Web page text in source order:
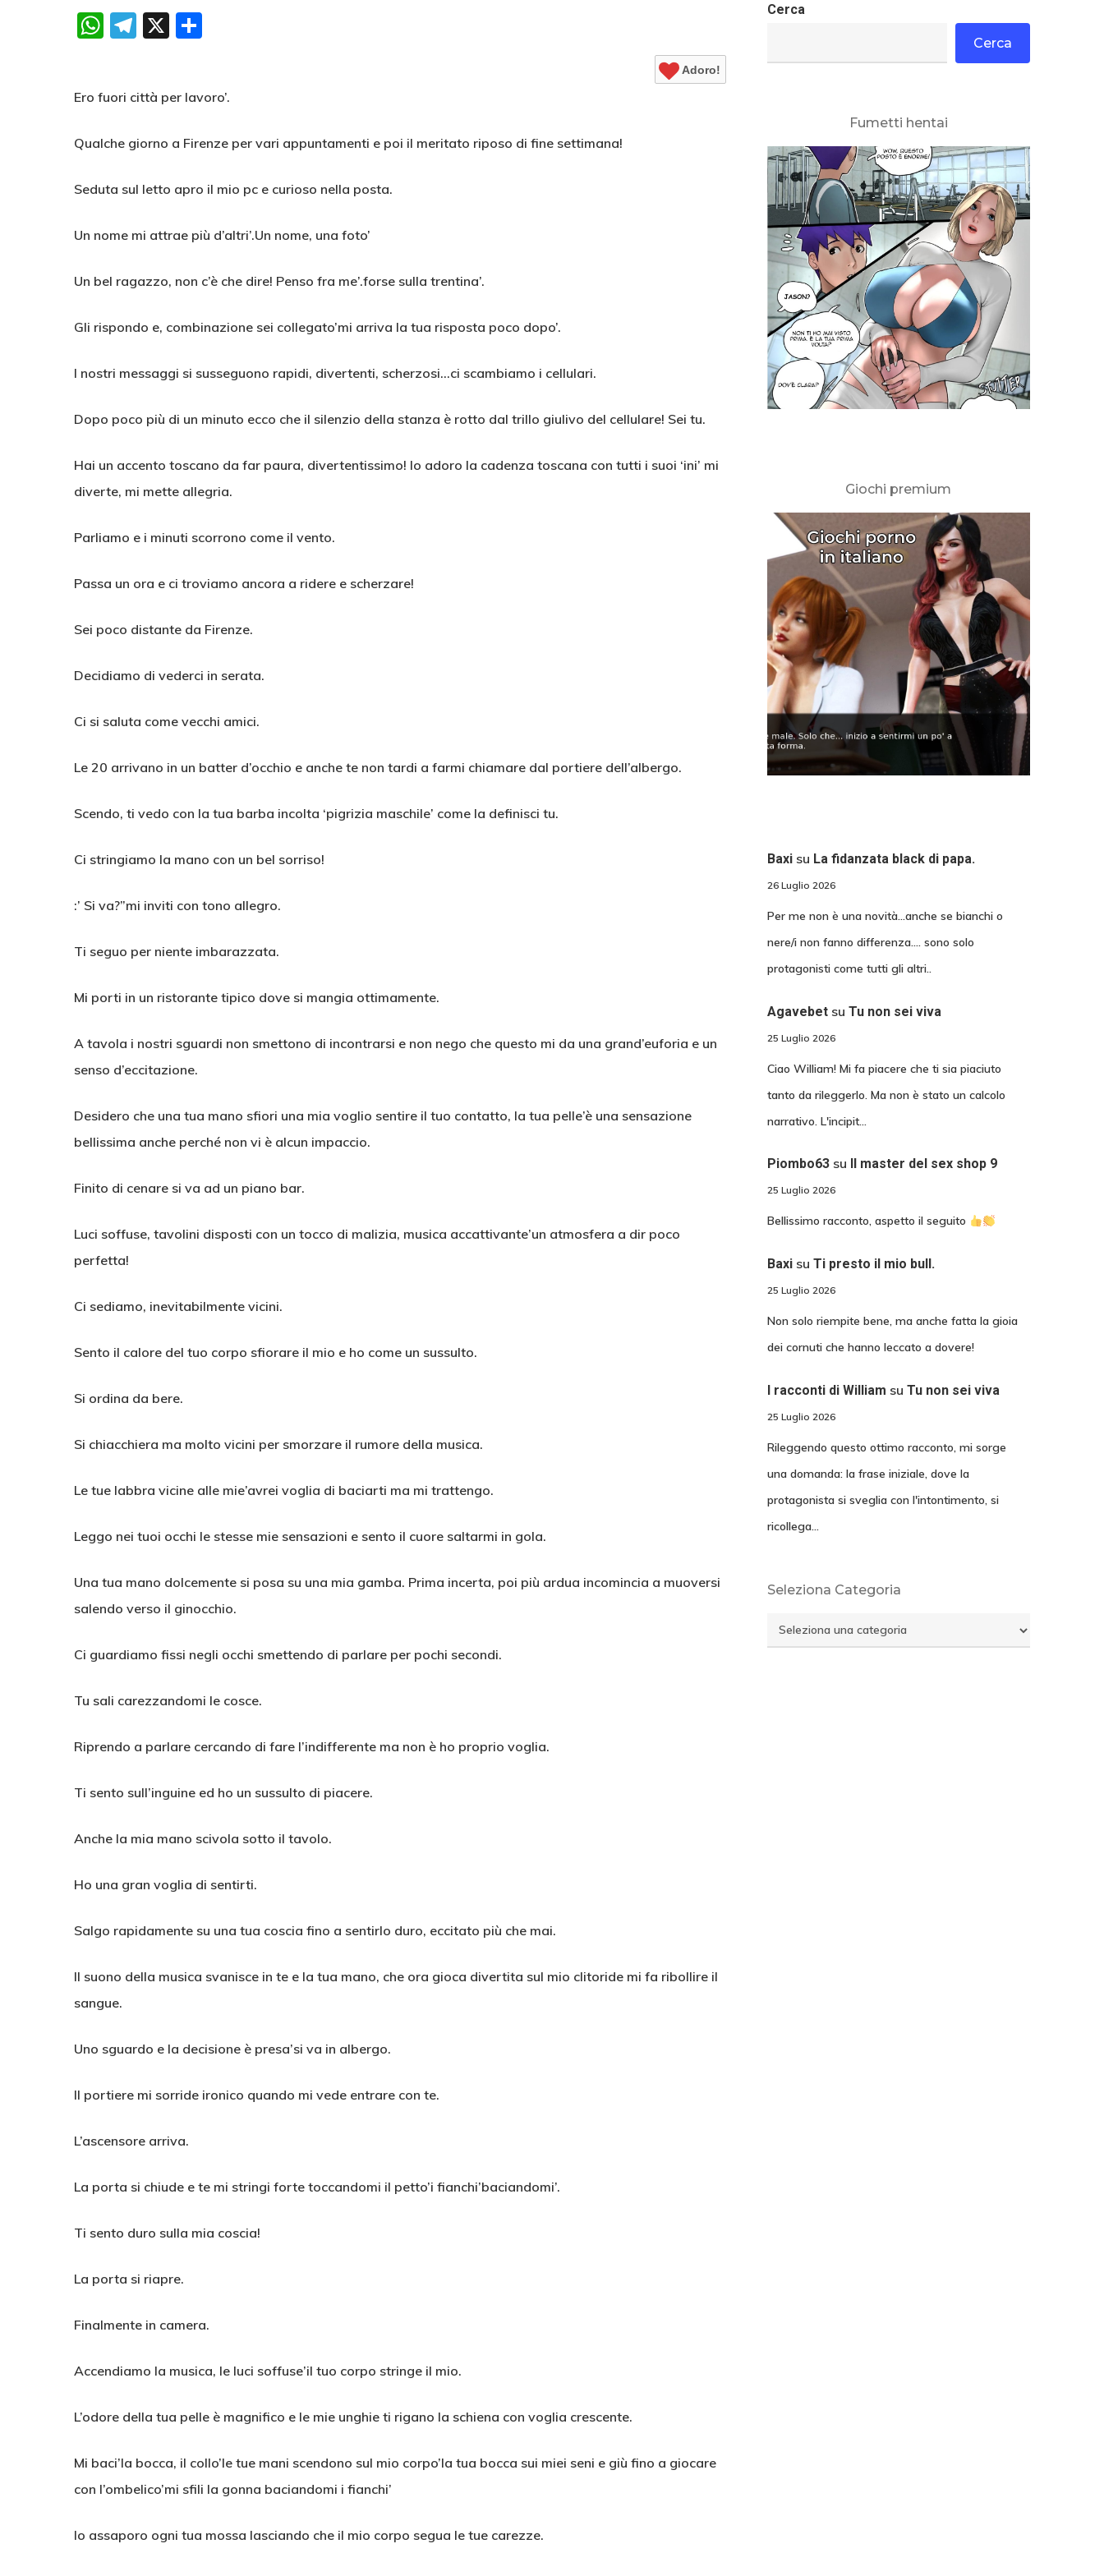
WhatsApp
Telegram
X
Adoro!
Ero fuori città per lavoro’.
Qualche giorno a Firenze per vari appuntamenti e poi il meritato riposo di fine settimana!
Seduta sul letto apro il mio pc e curioso nella posta.
Un nome mi attrae più d’altri’.Un nome, una foto’
Un bel ragazzo, non c’è che dire! Penso fra me’.forse sulla trentina’.
Gli rispondo e, combinazione sei collegato’mi arriva la tua risposta poco dopo’.
I nostri messaggi si susseguono rapidi, divertenti, scherzosi…ci scambiamo i cellulari.
Dopo poco più di un minuto ecco che il silenzio della stanza è rotto dal trillo giulivo del cellulare! Sei tu.
Hai un accento toscano da far paura, divertentissimo! Io adoro la cadenza toscana con tutti i suoi ‘ini’ mi
diverte, mi mette allegria.
Parliamo e i minuti scorrono come il vento.
Passa un ora e ci troviamo ancora a ridere e scherzare!
Sei poco distante da Firenze.
Decidiamo di vederci in serata.
Ci si saluta come vecchi amici.
Le 20 arrivano in un batter d’occhio e anche te non tardi a farmi chiamare dal portiere dell’albergo.
Scendo, ti vedo con la tua barba incolta ‘pigrizia maschile’ come la definisci tu.
Ci stringiamo la mano con un bel sorriso!
:’ Si va?”mi inviti con tono allegro.
Ti seguo per niente imbarazzata.
Mi porti in un ristorante tipico dove si mangia ottimamente.
A tavola i nostri sguardi non smettono di incontrarsi e non nego che questo mi da una grand’euforia e un
senso d’eccitazione.
Desidero che una tua mano sfiori una mia voglio sentire il tuo contatto, la tua pelle’è una sensazione
bellissima anche perché non vi è alcun impaccio.
Finito di cenare si va ad un piano bar.
Luci soffuse, tavolini disposti con un tocco di malizia, musica accattivante’un atmosfera a dir poco
perfetta!
Ci sediamo, inevitabilmente vicini.
Sento il calore del tuo corpo sfiorare il mio e ho come un sussulto.
Si ordina da bere.
Si chiacchiera ma molto vicini per smorzare il rumore della musica.
Le tue labbra vicine alle mie’avrei voglia di baciarti ma mi trattengo.
Leggo nei tuoi occhi le stesse mie sensazioni e sento il cuore saltarmi in gola.
Una tua mano dolcemente si posa su una mia gamba. Prima incerta, poi più ardua incomincia a muoversi
salendo verso il ginocchio.
Ci guardiamo fissi negli occhi smettendo di parlare per pochi secondi.
Tu sali carezzandomi le cosce.
Riprendo a parlare cercando di fare l’indifferente ma non è ho proprio voglia.
Ti sento sull’inguine ed ho un sussulto di piacere.
Anche la mia mano scivola sotto il tavolo.
Ho una gran voglia di sentirti.
Salgo rapidamente su una tua coscia fino a sentirlo duro, eccitato più che mai.
Il suono della musica svanisce in te e la tua mano, che ora gioca divertita sul mio clitoride mi fa ribollire il
sangue.
Uno sguardo e la decisione è presa’si va in albergo.
Il portiere mi sorride ironico quando mi vede entrare con te.
L’ascensore arriva.
La porta si chiude e te mi stringi forte toccandomi il petto’i fianchi’baciandomi’.
Ti sento duro sulla mia coscia!
La porta si riapre.
Finalmente in camera.
Accendiamo la musica, le luci soffuse’il tuo corpo stringe il mio.
L’odore della tua pelle è magnifico e le mie unghie ti rigano la schiena con voglia crescente.
Mi baci’la bocca, il collo’le tue mani scendono sul mio corpo’la tua bocca sui miei seni e giù fino a giocare
con l’ombelico’mi sfili la gonna baciandomi i fianchi’
Io assaporo ogni tua mossa lasciando che il mio corpo segua le tue carezze.
Cerca
Cerca
Fumetti hentai
Giochi premium
Baxisu La fidanzata black di papa.
26 Luglio 2026
Per me non è una novità...anche se bianchi o
nere/i non fanno differenza.... sono solo
protagonisti come tutti gli altri..
Agavebetsu Tu non sei viva
25 Luglio 2026
Ciao William! Mi fa piacere che ti sia piaciuto
tanto da rileggerlo. Ma non è stato un calcolo
narrativo. L'incipit…
Piombo63su Il master del sex shop 9
25 Luglio 2026
Bellissimo racconto, aspetto il seguito
Baxisu Ti presto il mio bull.
25 Luglio 2026
Non solo riempite bene, ma anche fatta la gioia
dei cornuti che hanno leccato a dovere!
I racconti di William su Tu non sei viva
25 Luglio 2026
Rileggendo questo ottimo racconto, mi sorge
una domanda: la frase iniziale, dove la
protagonista si sveglia con l'intontimento, si
ricollega…
Seleziona Categoria
Seleziona
Categoria